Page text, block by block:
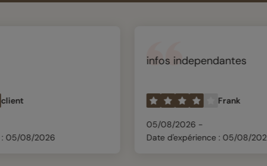
infos independantes
Frank
05/08/2026 -
Date d'expérience : 05/08/2026